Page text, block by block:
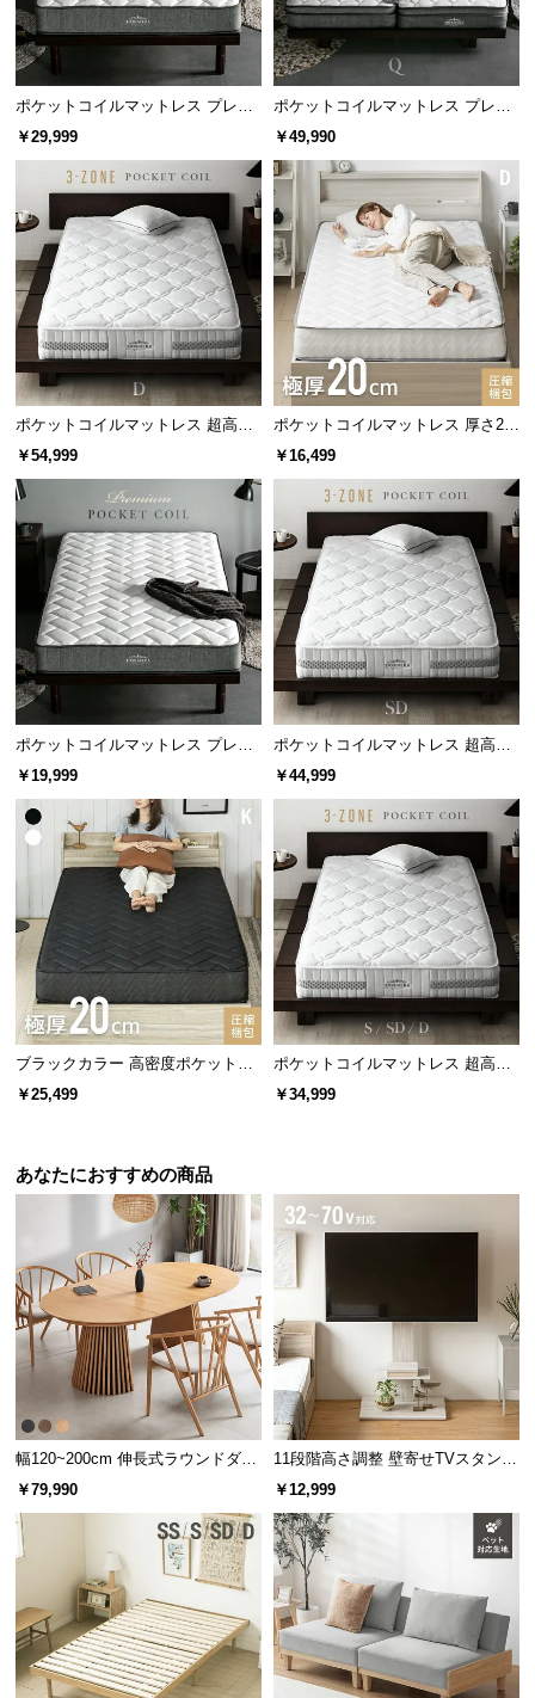
お
客
様
お
知
せ
ブ
ロ
報
コイル数 806個
コイル数の比較
✖ フィットしにくい
体に沿いにくく揺れが大きい
〇 フィットしやすい
体に細かく沿い寝姿勢が安定
各サイズのコイル数比較
従来品 当商品
シングル 465個 558個
セミダブル 589個 682個
ダブル 682個 806個
キング
身体にフィットする「点」の構造
体形に合わせてコイルが個別に変化することで、心
地良いフィット感を生み出します。
効率よく負荷を吸収
ポケットコイルマットレス プレミ
アム 厚さ20cm D
￥29,999
ポケットコイルマットレス プレミ
アム 超極厚 厚さ25cm Q
￥49,990
ポケットコイルマットレス 超高密
度3ゾーン 硬め 厚さ24cm D
￥54,999
ポケットコイルマットレス 厚さ20
cm D
￥16,499
ポケットコイルマットレス プレミ
アム 厚さ20cm S/SD/D
￥19,999
ポケットコイルマットレス 超高密
度3ゾーン 硬め 厚さ24cm SD
￥44,999
ブラックカラー 高密度ポケットコ
イルマットレス K
￥25,499
ポケットコイルマットレス 超高密
度3ゾーン 硬め 厚さ24cm S/SD/D
￥34,999
あなたにおすすめの商品
幅120~200cm 伸長式ラウンドダイ
ニングテーブル 6人掛け 天然木突
￥79,990
11段階高さ調整 壁寄せTVスタンド
キャスター付き 上下左右角度調節
￥12,999